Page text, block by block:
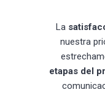
La
nuestra
etapas del